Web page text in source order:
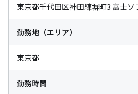
東京都千代田区神田練塀町3 富士ソ
勤務地（エリア）
東京都
勤務時間